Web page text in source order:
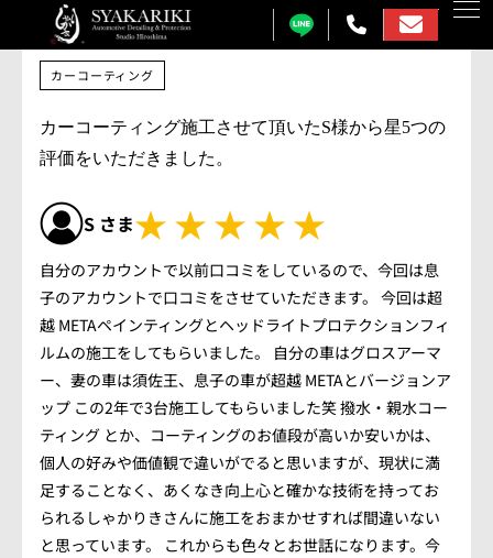
プロテクションフィルム
カーフィルム
カーラッピング
ガラス研磨
しゃかりきについて
施工事例
各メニュー料金表
会社概要
アクセス情報
カーコーティング
カーコーティング施工させて頂いたS様から星5つの
評価をいただきました。
S さま★★★★★
自分のアカウントで以前口コミをしているので、今回は息
子のアカウントで口コミをさせていただきます。 今回は超
越 METAペインティングとヘッドライトプロテクションフィ
ルムの施工をしてもらいました。 自分の車はグロスアーマ
ー、妻の車は須佐王、息子の車が超越 METAとバージョンア
ップ この2年で3台施工してもらいました笑 撥水・親水コー
ティング とか、コーティングのお値段が高いか安いかは、
個人の好みや価値観で違いがでると思いますが、現状に満
足することなく、あくなき向上心と確かな技術を持ってお
られるしゃかりきさんに施工をおまかせすれば間違いない
と思っています。 これからも色々とお世話になります。今